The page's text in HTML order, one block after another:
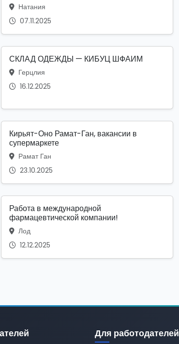
Натания
07.11.2025
СКЛАД ОДЕЖДЫ — КИБУЦ ШФАИМ
Герцлия
16.12.2025
Кирьят-Оно Рамат-Ган, вакансии в
супермаркете
Рамат Ган
23.10.2025
Работа в международной
фармацевтической компании!
Лод
12.12.2025
Для работодателей